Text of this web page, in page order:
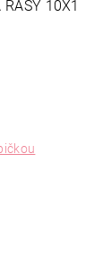
ŘASY 10X1